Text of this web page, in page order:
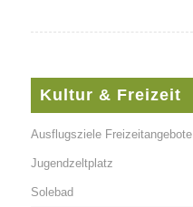
Kultur & Freizeit
Ausflugsziele Freizeitangebote
Jugendzeltplatz
Solebad